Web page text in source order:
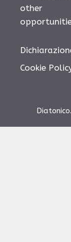
other
Cookie